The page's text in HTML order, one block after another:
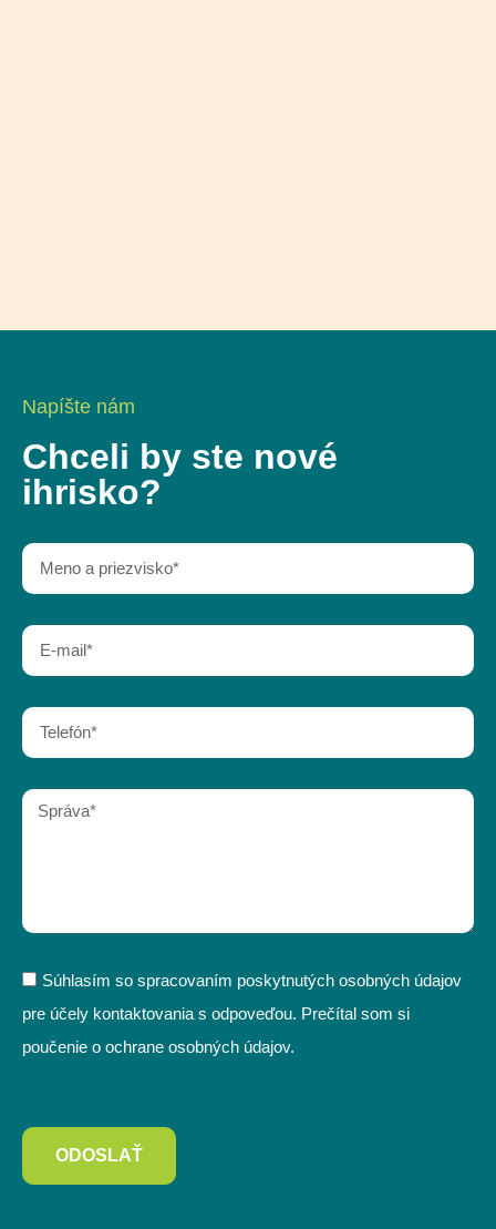
Napíšte nám
Chceli by ste nové
ihrisko?
Súhlasím so spracovaním poskytnutých osobných údajov
pre účely kontaktovania s odpoveďou. Prečítal som si
poučenie o ochrane osobných údajov.
ODOSLAŤ